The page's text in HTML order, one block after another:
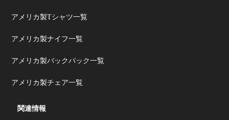
アメリカ製Tシャツ一覧
アメリカ製ナイフ一覧
アメリカ製バックパック一覧
アメリカ製チェア一覧
関連情報